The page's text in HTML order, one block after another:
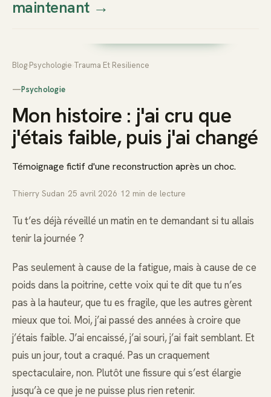
Thierry
Prendre rendez-vous dès
maintenant→
Blog Psychologie Trauma Et Resilience
—Psychologie
Mon histoire : j'ai cru que
j'étais faible, puis j'ai changé
Témoignage fictif d'une reconstruction après un choc.
Thierry Sudan 25 avril 2026 12 min de lecture
Tu t’es déjà réveillé un matin en te demandant si tu allais
tenir la journée ?
Pas seulement à cause de la fatigue, mais à cause de ce
poids dans la poitrine, cette voix qui te dit que tu n’es
pas à la hauteur, que tu es fragile, que les autres gèrent
mieux que toi. Moi, j’ai passé des années à croire que
j’étais faible. J’ai encaissé, j’ai souri, j’ai fait semblant. Et
puis un jour, tout a craqué. Pas un craquement
spectaculaire, non. Plutôt une fissure qui s’est élargie
jusqu’à ce que je ne puisse plus rien retenir.